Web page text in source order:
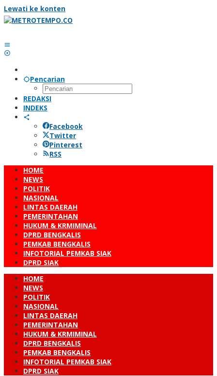
Lewati ke konten
Pencarian
REDAKSI
INDEKS
Facebook
Twitter
Pinterest
RSS
HOME
NEWS
POLITIK
NASIONAL
LINTAS DAERAH
PEMERINTAHAN
HUKUM & KRMIMINAL
DPRD BENGKALIS
PEMKAB BENGKALIS
INFOTORIAL PEMKAB SIAK
DPRD SIAK
HOME
NEWS
POLITIK
NASIONAL
LINTAS DAERAH
PEMERINTAHAN
HUKUM & KRMIMINAL
DPRD BENGKALIS
PEMKAB BENGKALIS
INFOTORIAL PEMKAB SIAK
DPRD SIAK